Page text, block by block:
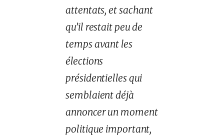
attentats, et sachant
qu’il restait peu de
temps avant les
élections
présidentielles qui
semblaient déjà
annoncer un moment
politique important,